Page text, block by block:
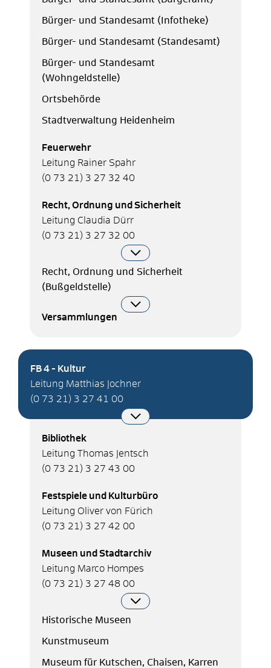
Bürger- und Standesamt (Infotheke)
Bürger- und Standesamt (Standesamt)
Bürger- und Standesamt
(Wohngeldstelle)
Ortsbehörde
Stadtverwaltung Heidenheim
Feuerwehr
Leitung Rainer Spahr
(0 73 21) 3 27 32 40
Recht, Ordnung und Sicherheit
Leitung Claudia Dürr
(0 73 21) 3 27 32 00
Recht, Ordnung und Sicherheit
(Bußgeldstelle)
Versammlungen
FB 4 - Kultur
Leitung Matthias Jochner
(0 73 21) 3 27 41 00
Bibliothek
Leitung Thomas Jentsch
(0 73 21) 3 27 43 00
Festspiele und Kulturbüro
Leitung Oliver von Fürich
(0 73 21) 3 27 42 00
Museen und Stadtarchiv
Leitung Marco Hompes
(0 73 21) 3 27 48 00
Historische Museen
Kunstmuseum
Museum für Kutschen, Chaisen, Karren